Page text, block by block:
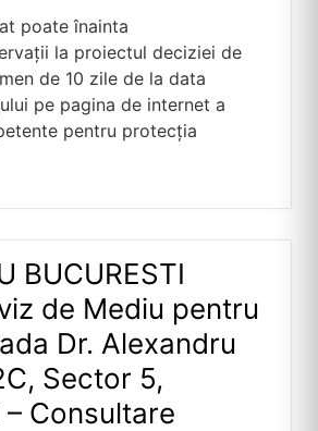
poate înainta
la proiectul deciziei de
de 10 zile de la data
pe pagina de internet a
pentru protecția
BUCURESTI
de Mediu pentru
Dr. Alexandru
Sector 5,
Consultare